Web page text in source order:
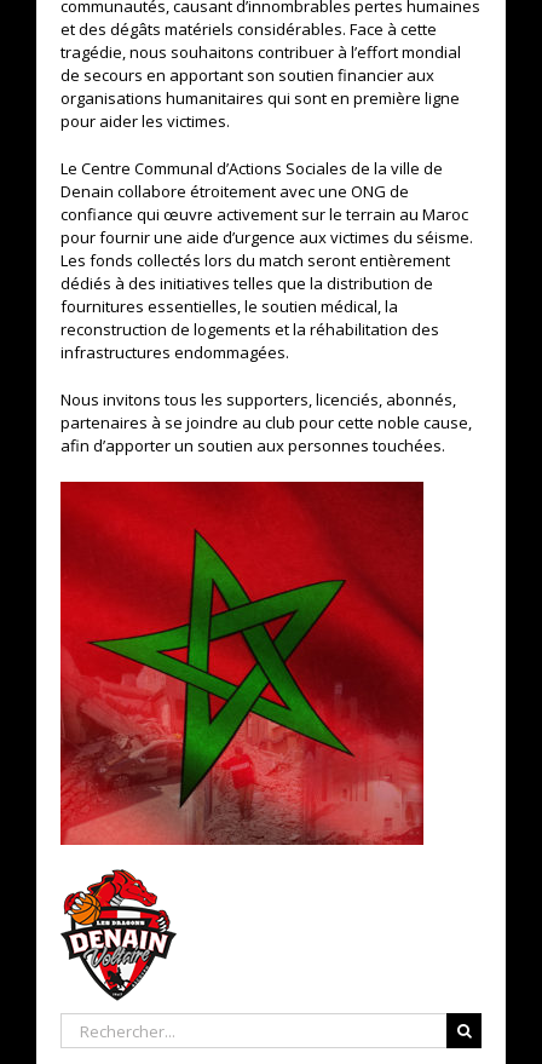
communautés, causant d’innombrables pertes humaines
et des dégâts matériels considérables. Face à cette
tragédie, nous souhaitons contribuer à l’effort mondial
de secours en apportant son soutien financier aux
organisations humanitaires qui sont en première ligne
pour aider les victimes.
Le Centre Communal d’Actions Sociales de la ville de
Denain collabore étroitement avec une ONG de
confiance qui œuvre activement sur le terrain au Maroc
pour fournir une aide d’urgence aux victimes du séisme.
Les fonds collectés lors du match seront entièrement
dédiés à des initiatives telles que la distribution de
fournitures essentielles, le soutien médical, la
reconstruction de logements et la réhabilitation des
infrastructures endommagées.
Nous invitons tous les supporters, licenciés, abonnés,
partenaires à se joindre au club pour cette noble cause,
afin d’apporter un soutien aux personnes touchées.
Rechercher